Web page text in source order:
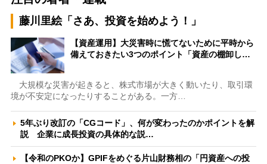
藤川里絵「さあ、投資を始めよう！」
【資産運用】大災害時に慌てないために平時から
備えておきたい3つのポイント「資産の棚卸し…
大規模な災害が起きると、株式市場が大きく動いたり、取引環
境が不安定になったりすることがある。一方…
5年ぶり改訂の「CGコード」、何が変わったのかポイントを解
説 企業に成長投資の具体的な説…
【令和のPKOか】GPIFをめぐる片山財務相の「円資産への投